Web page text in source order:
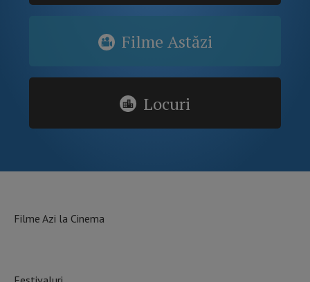
Filme Astăzi
Locuri
Filme Azi la Cinema